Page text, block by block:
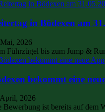
in Bödexen am
2026
Führzügel bis zum Jump &
bekommt eine
2026
Bewerbung ist bereits auf dem